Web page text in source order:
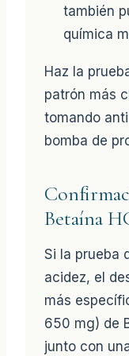
también
química
Haz la
patrón más
tomando
bomba de
Betaína
Si la prueba
acidez, el
más
650 mg) de
junto con